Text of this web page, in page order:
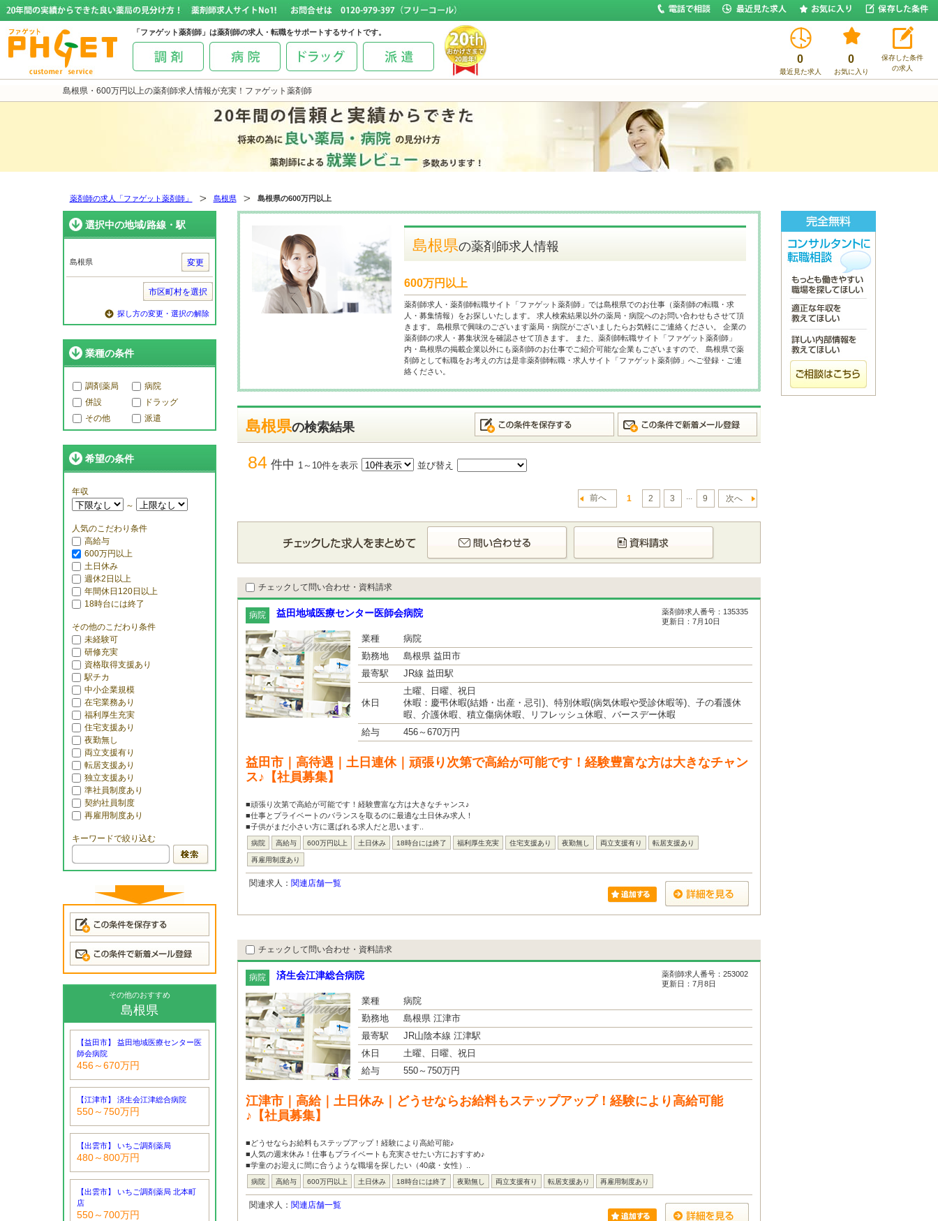
島根県・600万円以上の薬剤師求人情報が充実！ファゲット薬剤師
「ファゲット薬剤師」は薬剤師の求人・転職をサポートするサイトです。
0
最近見た求人
0
お気に入り
保存した条件
の求人
薬剤師の求人「ファゲット薬剤師」 島根県 島根県の600万円以上
選択中の地域/路線・駅
島根県 変更
市区町村を選択
探し方の変更・選択の解除
業種の条件
調剤薬局
病院
併設
ドラッグ
その他
派遣
希望の条件
年収
～
人気のこだわり条件
高給与
600万円以上
土日休み
週休2日以上
年間休日120日以上
18時台には終了
その他のこだわり条件
未経験可
研修充実
資格取得支援あり
駅チカ
中小企業規模
在宅業務あり
福利厚生充実
住宅支援あり
夜勤無し
両立支援有り
転居支援あり
独立支援あり
準社員制度あり
契約社員制度
再雇用制度あり
キーワードで絞り込む
その他のおすすめ
島根県
【益田市】 益田地域医療センター医
師会病院
456～670万円
【江津市】 済生会江津総合病院
550～750万円
【出雲市】 いちご調剤薬局
480～800万円
【出雲市】 いちご調剤薬局 北本町
店
550～700万円
島根県の薬剤師求人情報
600万円以上
薬剤師求人・薬剤師転職サイト「ファゲット薬剤師」では島根県でのお仕事（薬剤師の転職・求
人・募集情報）をお探しいたします。 求人検索結果以外の薬局・病院へのお問い合わせもさせて頂
きます。 島根県で興味のございます薬局・病院がございましたらお気軽にご連絡ください。 企業の
薬剤師の求人・募集状況を確認させて頂きます。 また、薬剤師転職サイト「ファゲット薬剤師」
内・島根県の掲載企業以外にも薬剤師のお仕事でご紹介可能な企業もございますので、 島根県で薬
剤師として転職をお考えの方は是非薬剤師転職・求人サイト「ファゲット薬剤師」へご登録・ご連
絡ください。
島根県の検索結果
84 件中 1～10件を表示 並び替え
前へ 1 2 3 ... 9 次へ
チェックして問い合わせ・資料請求
病院 益田地域医療センター医師会病院
薬剤師求人番号：135335
更新日：7月10日
業種
病院
勤務地
島根県 益田市
最寄駅
JR線 益田駅
休日
土曜、日曜、祝日
休暇：慶弔休暇(結婚・出産・忌引)、特別休暇(病気休暇や受診休暇等)、子の看護休
暇、介護休暇、積立傷病休暇、リフレッシュ休暇、バースデー休暇
給与
456～670万円
益田市｜高待遇｜土日連休｜頑張り次第で高給が可能です！経験豊富な方は大きなチャン
ス♪【社員募集】
■頑張り次第で高給が可能です！経験豊富な方は大きなチャンス♪
■仕事とプライベートのバランスを取るのに最適な土日休み求人！
■子供がまだ小さい方に選ばれる求人だと思います..
病院 高給与 600万円以上 土日休み 18時台には終了 福利厚生充実 住宅支援あり 夜勤無し 両立支援有り 転居支援あり
再雇用制度あり
関連求人： 関連店舗一覧
チェックして問い合わせ・資料請求
病院 済生会江津総合病院
薬剤師求人番号：253002
更新日：7月8日
業種
病院
勤務地
島根県 江津市
最寄駅
JR山陰本線 江津駅
休日
土曜、日曜、祝日
給与
550～750万円
江津市｜高給｜土日休み｜どうせならお給料もステップアップ！経験により高給可能
♪【社員募集】
■どうせならお給料もステップアップ！経験により高給可能♪
■人気の週末休み！仕事もプライベートも充実させたい方におすすめ♪
■学童のお迎えに間に合うような職場を探したい（40歳・女性）..
病院 高給与 600万円以上 土日休み 18時台には終了 夜勤無し 両立支援有り 転居支援あり 再雇用制度あり
関連求人： 関連店舗一覧